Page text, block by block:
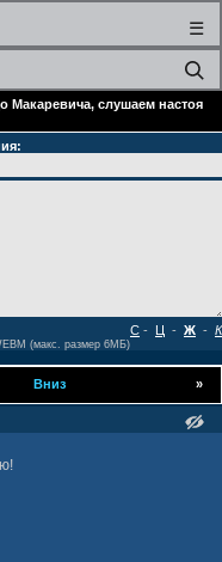
☰
Макаревича, слушаем настоя
- Ц - Ж - К
С
(макс. размер 6МБ)
»
Вниз